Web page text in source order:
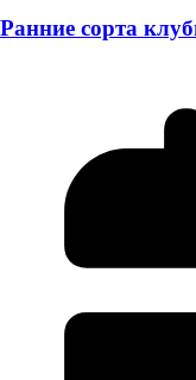
Ранние сорта